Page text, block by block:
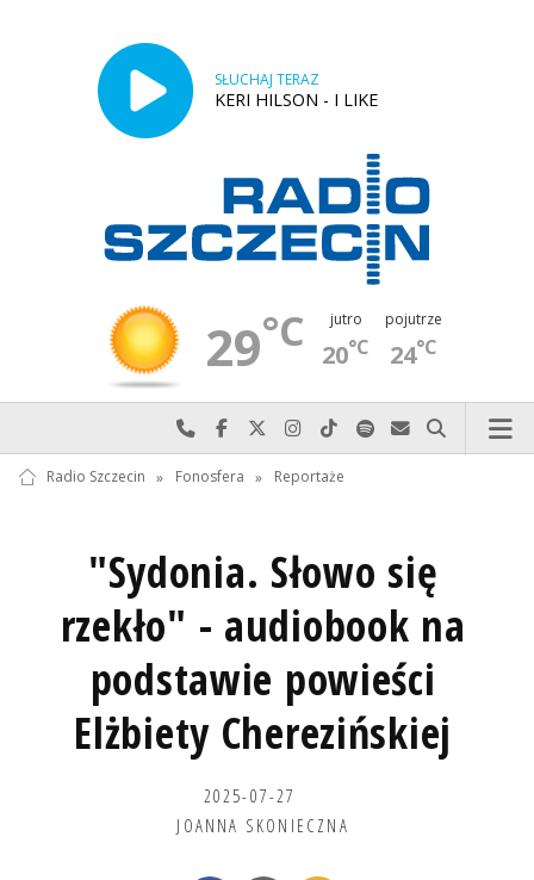
SŁUCHAJ TERAZ
KERI HILSON - I LIKE
29°C jutro
20°C
pojutrze
24°C
Najlepiej po prostu do nas zadzwoń
Odwiedź nas na Facebook-u
Odwiedź nas na X
Odwiedź nas na Instagram-ie
Odwiedź nas na TikTok-u
Szukaj nas na Spotify
Wyślij do nas
Szukaj
Radio Szczecin » Fonosfera » Reportaże
"Sydonia. Słowo się
rzekło" - audiobook na
podstawie powieści
Elżbiety Cherezińskiej
2025-07-27
JOANNA SKONIECZNA